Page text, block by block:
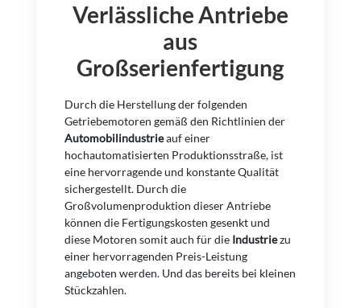
Verlässliche Antriebe
aus
Großserienfertigung
Durch die Herstellung der folgenden
Getriebemotoren gemäß den Richtlinien der
Automobilindustrieauf einer
hochautomatisierten Produktionsstraße, ist
eine hervorragende und konstante Qualität
sichergestellt. Durch die
Großvolumenproduktion dieser Antriebe
können die Fertigungskosten gesenkt und
diese Motoren somit auch für die Industriezu
einer hervorragenden Preis-Leistung
angeboten werden. Und das bereits bei kleinen
Stückzahlen.